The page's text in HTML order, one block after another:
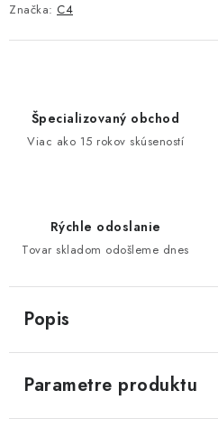
Značka: C4
Špecializovaný obchod
Viac ako 15 rokov skúseností
Rýchle odoslanie
Tovar skladom odošleme dnes
Popis
Parametre produktu